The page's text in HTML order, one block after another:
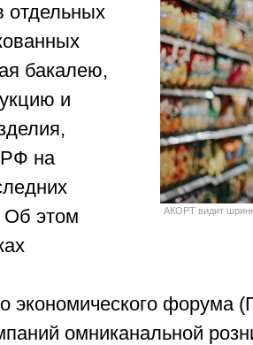
АКОРТ видит
бакалею,
и
РФ на
Об этом
экономического форума
омниканальной